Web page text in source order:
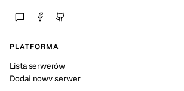
PLATFORMA
Lista serwerów
Dodaj nowy serwer